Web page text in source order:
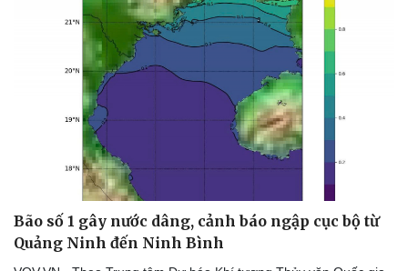
Bão số 1 gây nước dâng, cảnh báo ngập cục bộ từ
Quảng Ninh đến Ninh Bình